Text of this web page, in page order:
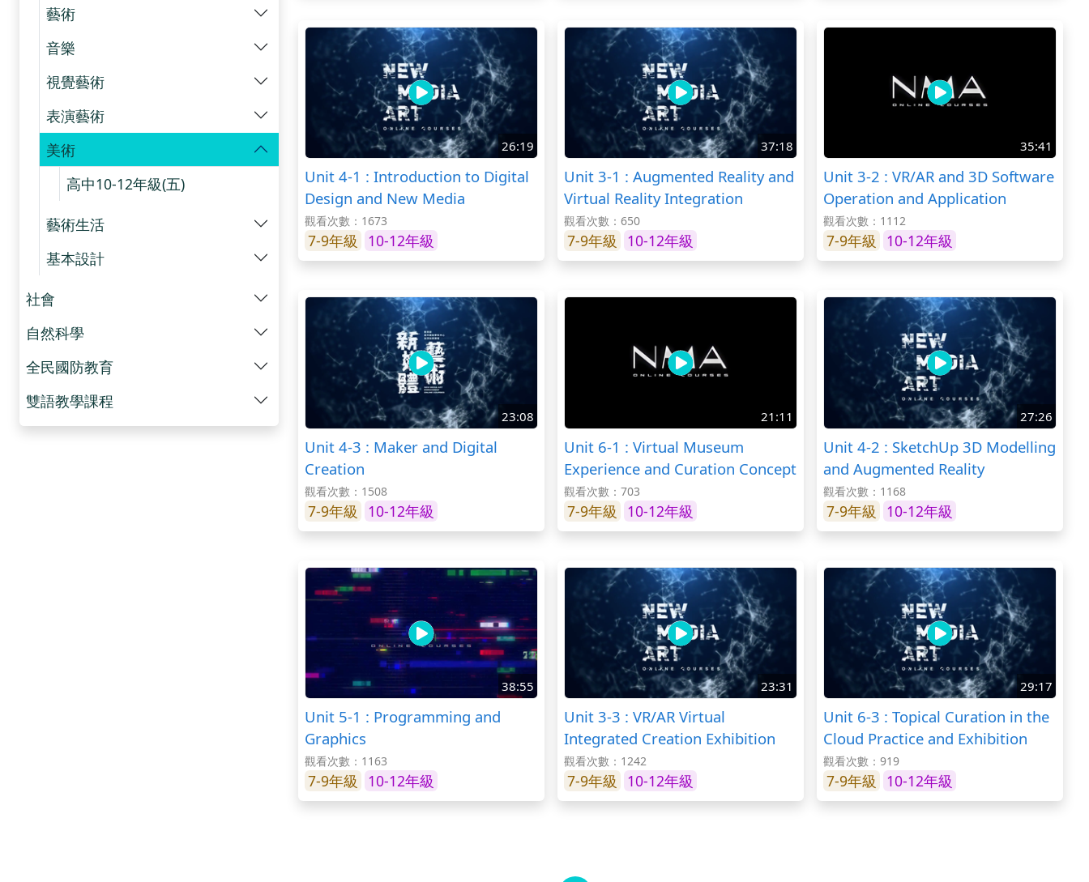
藝術
音樂
視覺藝術
表演藝術
美術
高中10-12年級(五)
藝術生活
基本設計
社會
自然科學
全民國防教育
雙語教學課程
26:19
Unit 4-1 : Introduction to Digital
Design and New Media
觀看次數：1673
7-9年級 10-12年級
37:18
Unit 3-1 : Augmented Reality and
Virtual Reality Integration
觀看次數：650
7-9年級 10-12年級
35:41
Unit 3-2 : VR/AR and 3D Software
Operation and Application
觀看次數：1112
7-9年級 10-12年級
23:08
Unit 4-3 : Maker and Digital
Creation
觀看次數：1508
7-9年級 10-12年級
21:11
Unit 6-1 : Virtual Museum
Experience and Curation Concept
觀看次數：703
7-9年級 10-12年級
27:26
Unit 4-2 : SketchUp 3D Modelling
and Augmented Reality
觀看次數：1168
7-9年級 10-12年級
38:55
Unit 5-1 : Programming and
Graphics
觀看次數：1163
7-9年級 10-12年級
23:31
Unit 3-3 : VR/AR Virtual
Integrated Creation Exhibition
觀看次數：1242
7-9年級 10-12年級
29:17
Unit 6-3 : Topical Curation in the
Cloud Practice and Exhibition
觀看次數：919
7-9年級 10-12年級